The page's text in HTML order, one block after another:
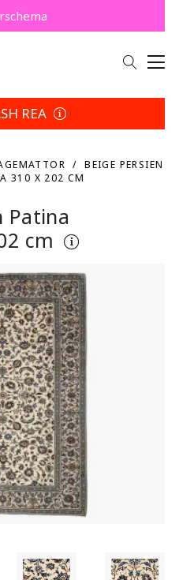
returvillkor
med Klarna.
REA
BEIGE PERSIEN
310 X 202 CM
Patina
cm